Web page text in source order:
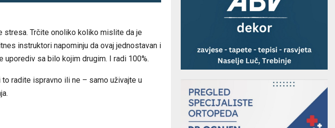
stresa. Trčite onoliko koliko mislite da je
instruktori napominju da ovaj jednostavan i
sa bilo kojim drugim. I radi 100%.
radite ispravno ili ne – samo uživajte u